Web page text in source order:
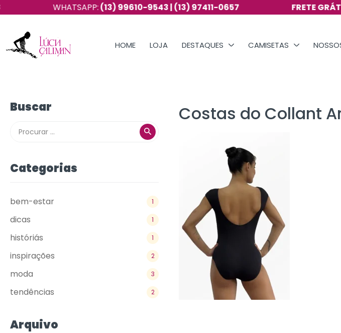
WHATSAPP:(13) 99610-9543 | (13) 97411-0657 FRETE GRÁTIS
HOME LOJA DESTAQUES CAMISETAS
Buscar
Categorias
bem-estar 1
dicas 1
históriás 1
inspirações 2
moda 3
tendências 2
Arquivo
Costas do Collant